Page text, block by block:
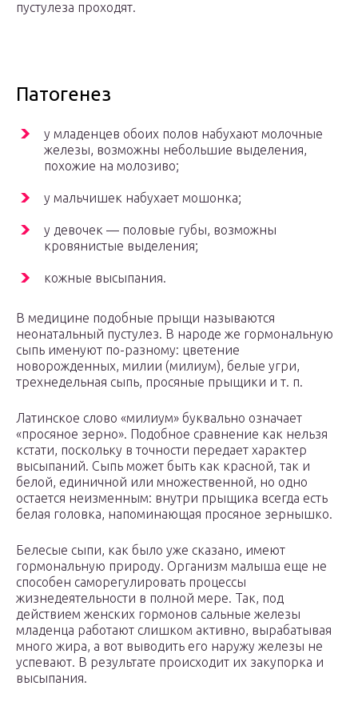
пустулеза проходят.
Патогенез
у младенцев обоих полов набухают молочные
железы, возможны небольшие выделения,
похожие на молозиво;
у мальчишек набухает мошонка;
у девочек — половые губы, возможны
кровянистые выделения;
кожные высыпания.
В медицине подобные прыщи называются
неонатальный пустулез. В народе же гормональную
сыпь именуют по-разному: цветение
новорожденных, милии (милиум), белые угри,
трехнедельная сыпь, просяные прыщики и т. п.
Латинское слово «милиум» буквально означает
«просяное зерно». Подобное сравнение как нельзя
кстати, поскольку в точности передает характер
высыпаний. Сыпь может быть как красной, так и
белой, единичной или множественной, но одно
остается неизменным: внутри прыщика всегда есть
белая головка, напоминающая просяное зернышко.
Белесые сыпи, как было уже сказано, имеют
гормональную природу. Организм малыша еще не
способен саморегулировать процессы
жизнедеятельности в полной мере. Так, под
действием женских гормонов сальные железы
младенца работают слишком активно, вырабатывая
много жира, а вот выводить его наружу железы не
успевают. В результате происходит их закупорка и
высыпания.